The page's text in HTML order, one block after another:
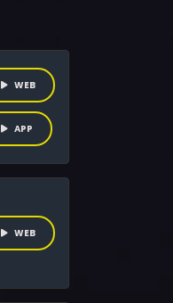
de la
WEB
APP
WEB